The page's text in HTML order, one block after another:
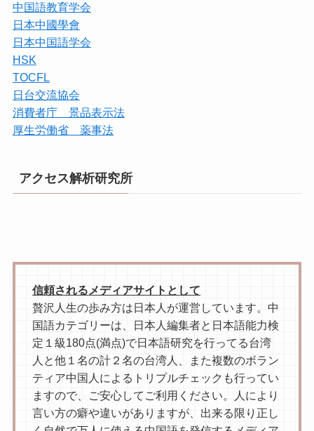
中国語教育学会
日本中國學會
日本中国語学会
HSK
TOCFL
日台交流協会
消費者庁 景品表示法
厚生労働省 薬事法
アクセス解析研究所
信頼されるメディアサイトとして
贅沢人生の歩み方は日本人が運営しています。中
国語カテゴリーは、日本人編集者と日本語能力検
定１級180点(満点)で日本語研究を行ってる台湾
人と他１名の計２名の台湾人、また複数のボラン
ティア中国人によるトリプルチェックも行ってい
ますので、ご安心してご利用ください。人により
言い方の癖や違いがありますが、出来る限り正し